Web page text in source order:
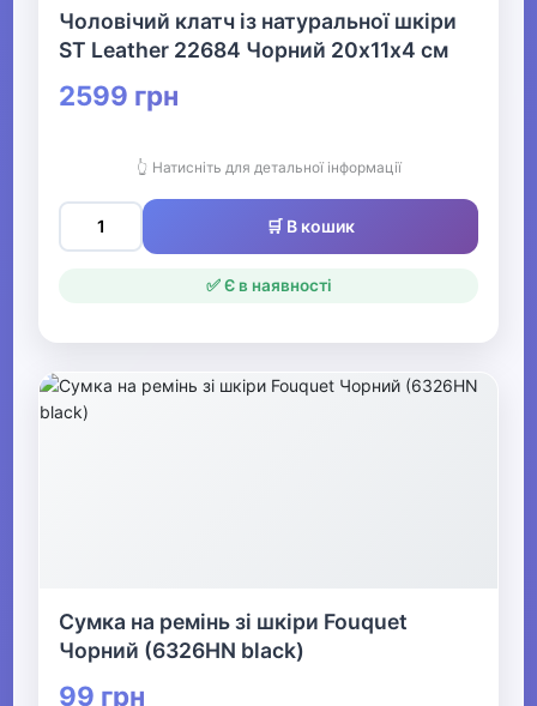
Чоловічий клатч із натуральної шкіри
ST Leather 22684 Чорний 20х11х4 см
2599 грн
👆 Натисніть для детальної інформації
🛒 В кошик
✅ Є в наявності
Сумка на ремінь зі шкіри Fouquet
Чорний (6326HN black)
99 грн